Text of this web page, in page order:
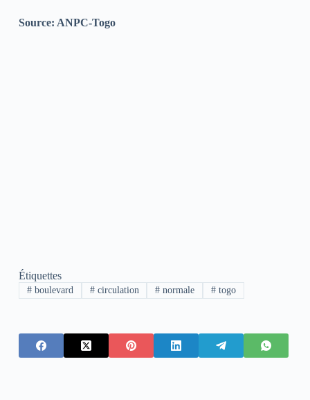
Source: ANPC-Togo
Étiquettes
#boulevard #circulation # normale # togo